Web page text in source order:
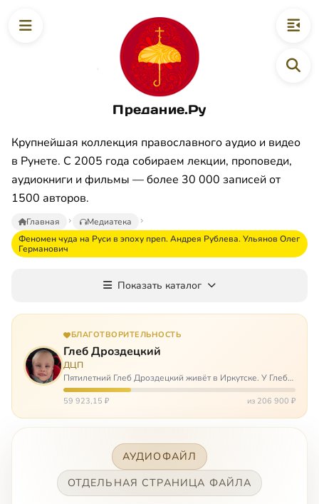
Предание.Ру
Крупнейшая коллекция православного аудио и видео
в Рунете. С 2005 года собираем лекции, проповеди,
аудиокниги и фильмы — более 30 000 записей от
1500 авторов.
Главная
Медиатека
Феномен чуда на Руси в эпоху преп. Андрея Рублева. Ульянов Олег
Германович
Показать каталог
БЛАГОТВОРИТЕЛЬНОСТЬ
Глеб Дроздецкий
ДЦП
Пятилетний Глеб Дроздецкий живёт в Иркутске. У Глеба
ДЦП из-за перенесённого в младенчестве менингита,
но его положение осложняется эпилепсией, с которой
59 923,15 ₽ из 206 900 ₽
АУДИОФАЙЛ
ОТДЕЛЬНАЯ СТРАНИЦА ФАЙЛА